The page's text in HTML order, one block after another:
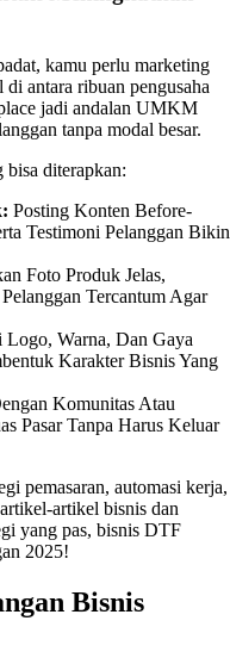
kamu perlu marketing
antara ribuan pengusaha
jadi andalan UMKM
tanpa modal besar.
bisa diterapkan:
Posting Konten Before-
Testimoni Pelanggan Bikin
Foto Produk Jelas,
Tercantum Agar
Logo, Warna, Dan Gaya
Karakter Bisnis Yang
Komunitas Atau
Pasar Tanpa Harus Keluar
pemasaran, automasi kerja,
artikel bisnis dan
yang pas, bisnis DTF
2025!
Bisnis